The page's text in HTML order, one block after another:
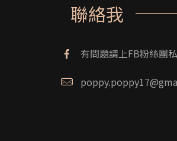
聯絡我
有問題請上FB粉絲團